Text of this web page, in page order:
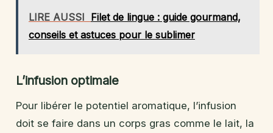
LIRE AUSSI Filet de lingue : guide gourmand,
conseils et astuces pour le sublimer
L’infusion optimale
Pour libérer le potentiel aromatique, l’infusion
doit se faire dans un corps gras comme le lait, la